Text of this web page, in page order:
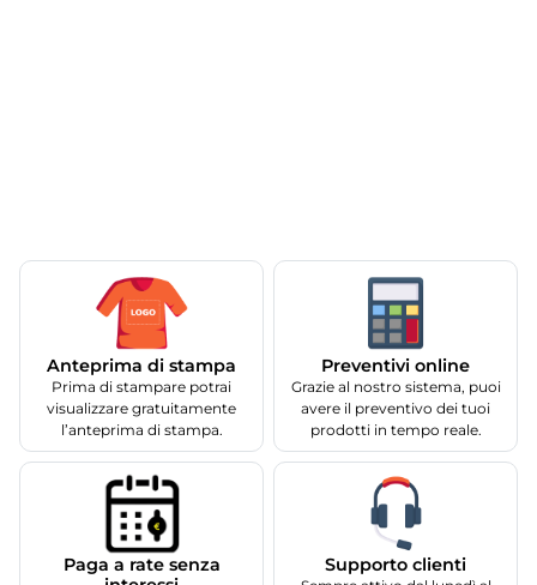
Anteprima di stampa
Prima di stampare potrai
visualizzare gratuitamente
l’anteprima di stampa.
Preventivi online
Grazie al nostro sistema, puoi
avere il preventivo dei tuoi
prodotti in tempo reale.
Paga a rate senza
Supporto clienti